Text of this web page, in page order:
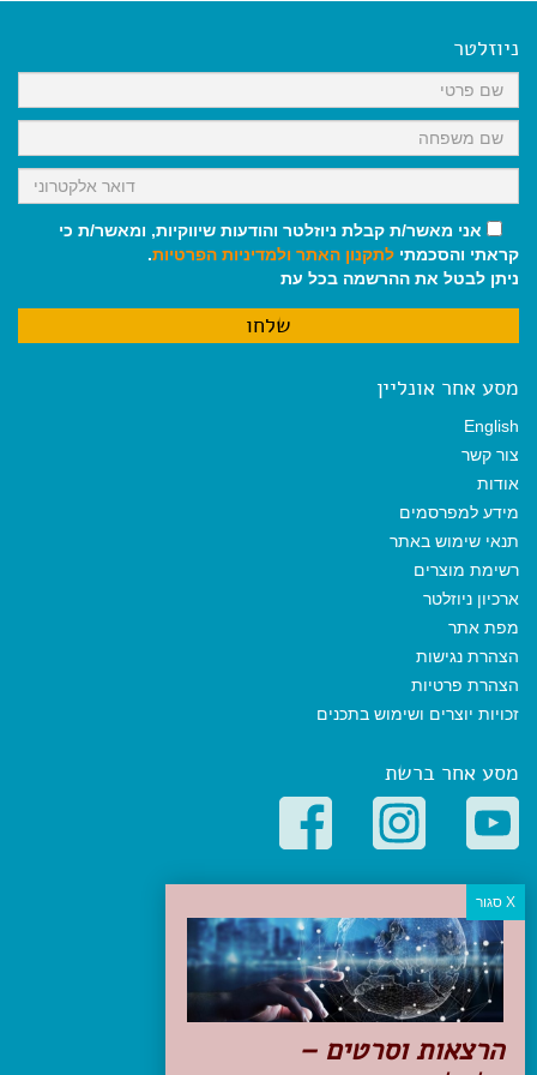
k
p
m
ניוזלטר
אני מאשר/ת קבלת ניוזלטר והודעות שיווקיות, ומאשר/ת כי
קראתי והסכמתי לתקנון האתר ולמדיניות הפרטיות.
ניתן לבטל את ההרשמה בכל עת
מסע אחר אונליין
English
צור קשר
אודות
מידע למפרסמים
תנאי שימוש באתר
רשימת מוצרים
ארכיון ניוזלטר
מפת אתר
הצהרת נגישות
הצהרת פרטיות
זכויות יוצרים ושימוש בתכנים
מסע אחר ברשת
קטגוריות פופולריות
יעדים
טיולים בישראל
מלונות בוטיק בישראל
טיפים והמלצות
הכנות לנסיעה
הרצאות וסרטים –